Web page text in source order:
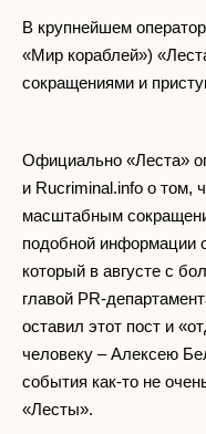
В крупнейшем
«Мир кораблей»)
сокращениями и
Официально «Леста»
и Rucriminal.info о том,
масштабным
подобной информации
который в августе с
главой PR-
оставил этот пост и
человеку – Алексею
события как-то не
«Лесты».